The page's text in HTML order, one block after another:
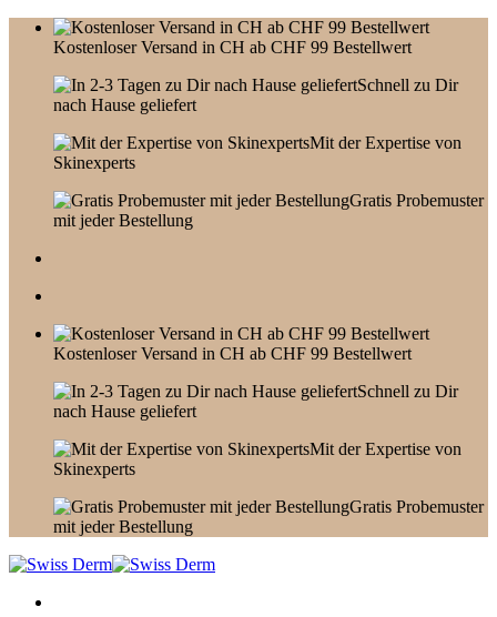
Skip
Kostenloser Versand in CH ab CHF 99 Bestellwert
Schnell zu Dir
nach Hause geliefert
Mit der Expertise von
Skinexperts
Gratis Probemuster
mit jeder Bestellung
Kostenloser Versand in CH ab CHF 99 Bestellwert
Schnell zu Dir
nach Hause geliefert
Mit der Expertise von
Skinexperts
Gratis Probemuster
mit jeder Bestellung